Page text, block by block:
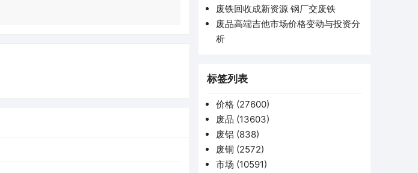
废铁回收成新资源 钢厂交废铁
废品高端吉他市场价格变动与投资分
析
标签列表
价格 (27600)
废品 (13603)
废铝 (838)
废铜 (2572)
市场 (10591)